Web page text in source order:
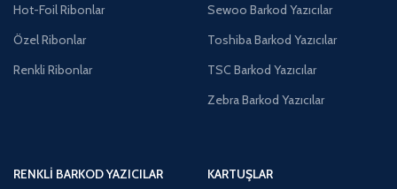
Hot-Foil Ribonlar
Özel Ribonlar
Renkli Ribonlar
Sewoo Barkod Yazıcılar
Toshiba Barkod Yazıcılar
TSC Barkod Yazıcılar
Zebra Barkod Yazıcılar
RENKLI BARKOD YAZICILAR
KARTUŞLAR